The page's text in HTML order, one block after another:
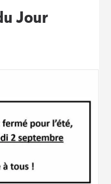
Jour